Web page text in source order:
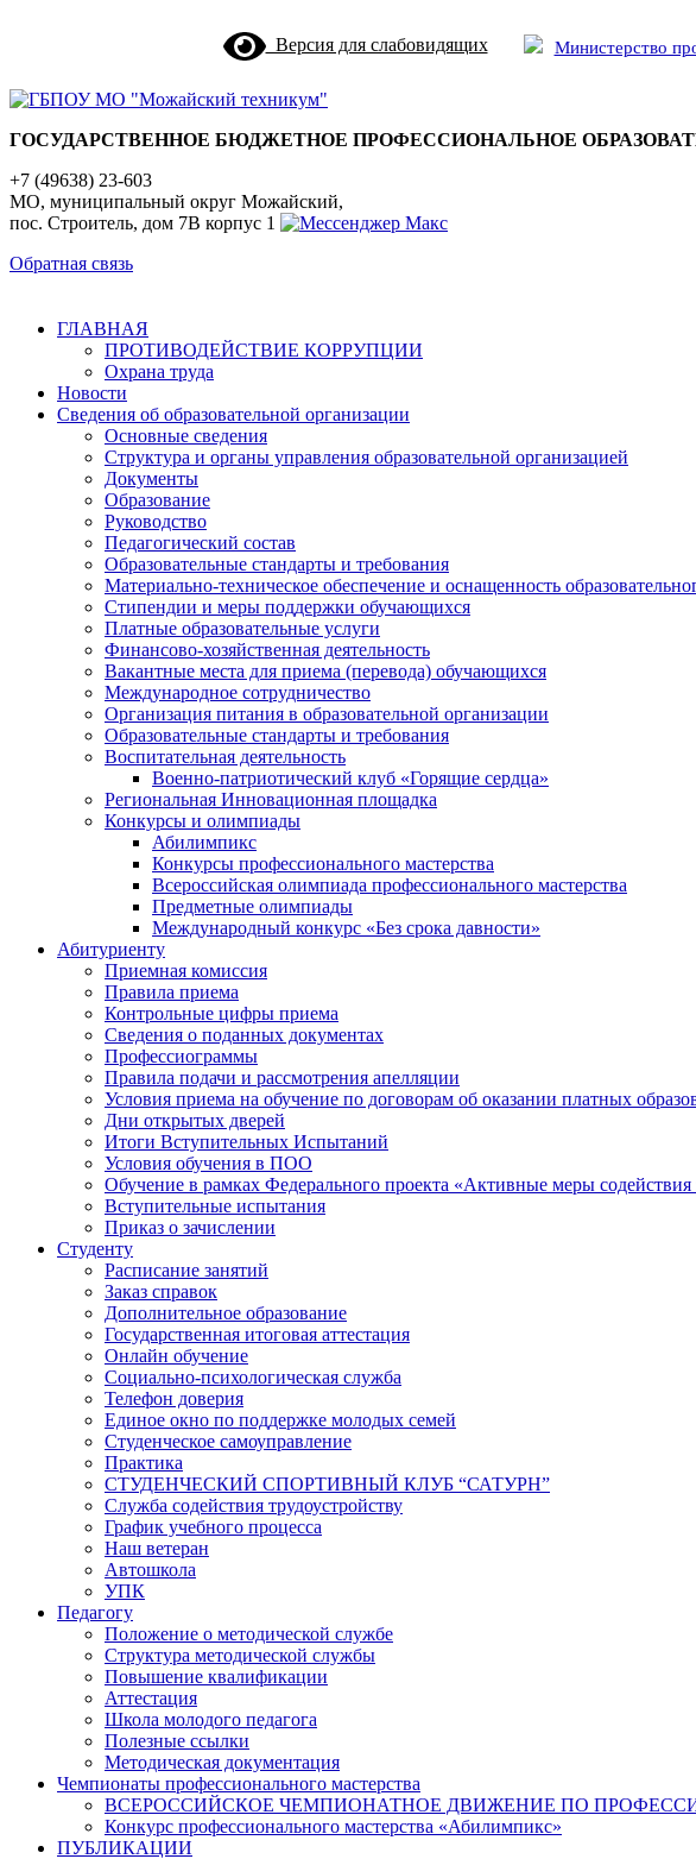
Версия для слабовидящих Министерство
ГОСУДАРСТВЕННОЕ БЮДЖЕТНОЕ ПРОФЕССИОНАЛЬНОЕ
+7 (49638) 23-603
МО, муниципальный округ Можайский,
пос. Строитель, дом 7В корпус 1
Обратная связь
ГЛАВНАЯ
ПРОТИВОДЕЙСТВИЕ КОРРУПЦИИ
Охрана труда
Новости
Сведения об образовательной организации
Основные сведения
Структура и органы управления образовательной организацией
Документы
Образование
Руководство
Педагогический состав
Образовательные стандарты и требования
Материально-техническое обеспечение и оснащенность
Стипендии и меры поддержки обучающихся
Платные образовательные услуги
Финансово-хозяйственная деятельность
Вакантные места для приема (перевода) обучающихся
Международное сотрудничество
Организация питания в образовательной организации
Образовательные стандарты и требования
Воспитательная деятельность
Военно-патриотический клуб «Горящие сердца»
Региональная Инновационная площадка
Конкурсы и олимпиады
Абилимпикс
Конкурсы профессионального мастерства
Всероссийская олимпиада профессионального мастерства
Предметные олимпиады
Международный конкурс «Без срока давности»
Абитуриенту
Приемная комиссия
Правила приема
Контрольные цифры приема
Сведения о поданных документах
Профессиограммы
Правила подачи и рассмотрения апелляции
Условия приема на обучение по договорам об оказании платных
Дни открытых дверей
Итоги Вступительных Испытаний
Условия обучения в ПОО
Обучение в рамках Федерального проекта «Активные меры
Вступительные испытания
Приказ о зачислении
Студенту
Расписание занятий
Заказ справок
Дополнительное образование
Государственная итоговая аттестация
Онлайн обучение
Социально-психологическая служба
Телефон доверия
Единое окно по поддержке молодых семей
Студенческое самоуправление
Практика
СТУДЕНЧЕСКИЙ СПОРТИВНЫЙ КЛУБ “САТУРН”
Служба содействия трудоустройству
График учебного процесса
Наш ветеран
Автошкола
УПК
Педагогу
Положение о методической службе
Структура методической службы
Повышение квалификации
Аттестация
Школа молодого педагога
Полезные ссылки
Методическая документация
Чемпионаты профессионального мастерства
ВСЕРОССИЙСКОЕ ЧЕМПИОНАТНОЕ ДВИЖЕНИЕ ПО
Конкурс профессионального мастерства «Абилимпикс»
ПУБЛИКАЦИИ